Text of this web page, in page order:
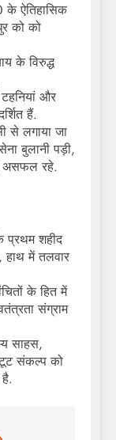
ऐतिहासिक
को को
के विरुद्ध
और
हैं.
से लगाया जा
बुलानी पड़ी,
असफल रहे.
प्रथम शहीद
हाथ में तलवार
के हित में
संग्राम
साहस,
संकल्प को